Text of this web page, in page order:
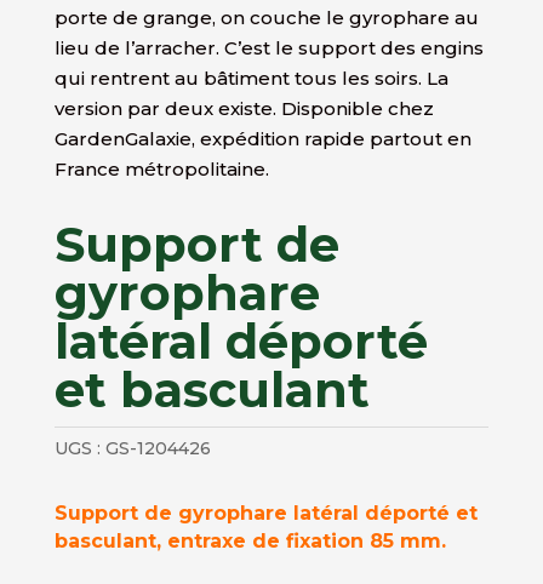
porte de grange, on couche le gyrophare au
lieu de l’arracher. C’est le support des engins
qui rentrent au bâtiment tous les soirs. La
version par deux existe. Disponible chez
GardenGalaxie, expédition rapide partout en
France métropolitaine.
Support de
gyrophare
latéral déporté
et basculant
UGS : GS-1204426
Support de gyrophare latéral déporté et
basculant, entraxe de fixation 85 mm.